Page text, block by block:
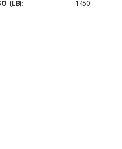
(LB): 1450